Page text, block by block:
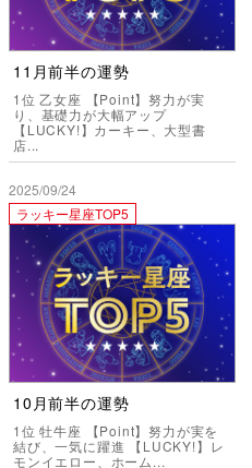
11月前半の運勢
1位 乙女座 【Point】努力が実
り、基礎力が大幅アップ
【LUCKY!】カーキー、大型書
店...
2025/09/24
ラッキー星座TOP5
10月前半の運勢
1位 牡牛座 【Point】努力が実を
結び、一気に躍進 【LUCKY!】レ
モンイエロー、ホーム...